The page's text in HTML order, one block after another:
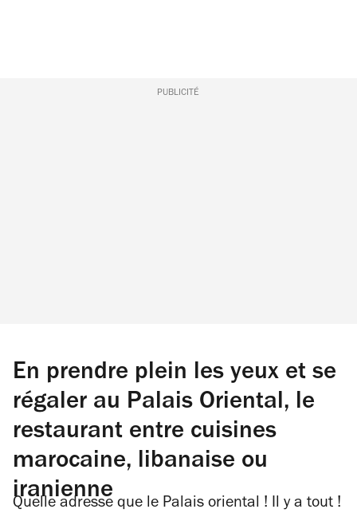
PUBLICITÉ
En prendre plein les yeux et se
régaler au Palais Oriental, le
restaurant entre cuisines
marocaine, libanaise ou
iranienne
Quelle adresse que le Palais oriental ! Il y a tout !